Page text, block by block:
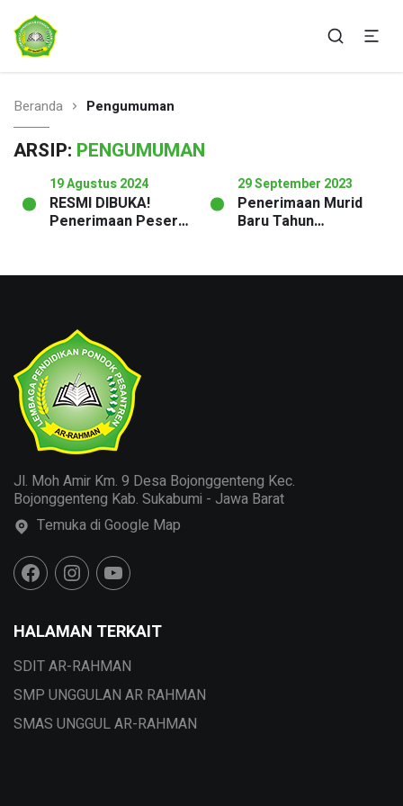
AR-RAHMAN SUKABUMI
Beranda Pengumuman
ARSIP: PENGUMUMAN
19 Agustus 2024
RESMI DIBUKA!
Penerimaan Peserta
Rahman Sukabumi
29 September 2023
Penerimaan Murid
Baru Tahun
Jl. Moh Amir Km. 9 Desa Bojonggenteng Kec.
Bojonggenteng Kab. Sukabumi - Jawa Barat
Temuka di Google Map
HALAMAN TERKAIT
SDIT AR-RAHMAN
SMP UNGGULAN AR RAHMAN
SMAS UNGGUL AR-RAHMAN